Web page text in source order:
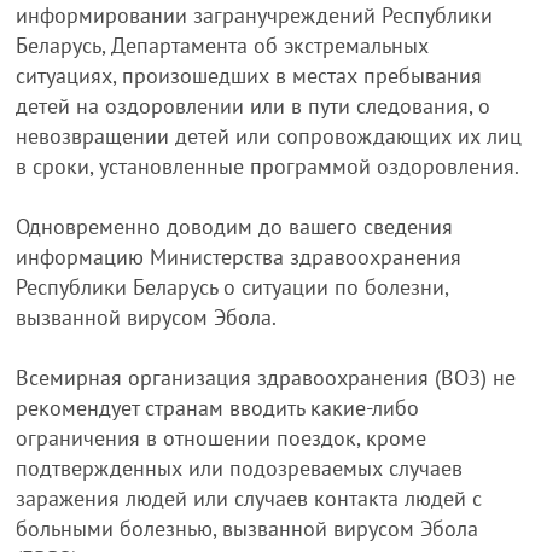
информировании загранучреждений Республики
Беларусь, Департамента об экстремальных
ситуациях, произошедших в местах пребывания
детей на оздоровлении или в пути следования, о
невозвращении детей или сопровождающих их лиц
в сроки, установленные программой оздоровления.
Одновременно доводим до вашего сведения
информацию Министерства здравоохранения
Республики Беларусь о ситуации по болезни,
вызванной вирусом Эбола.
Всемирная организация здравоохранения (ВОЗ) не
рекомендует странам вводить какие-либо
ограничения в отношении поездок, кроме
подтвержденных или подозреваемых случаев
заражения людей или случаев контакта людей с
больными болезнью, вызванной вирусом Эбола